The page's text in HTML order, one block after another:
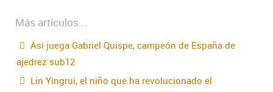
Más artículos...
Así juega Gabriel Quispe, campeón de España de
ajedrez sub12
Lin Yingrui, el niño que ha revolucionado el